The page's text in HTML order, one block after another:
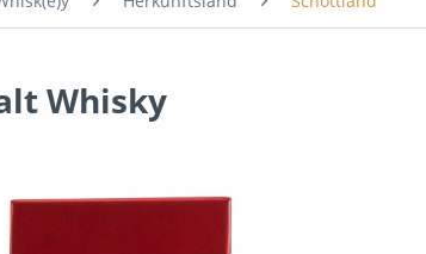
Whisky